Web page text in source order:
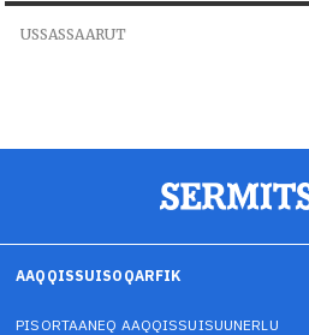
USSASSAARUT
AAQQISSUISOQARFIK
PISORTAANEQ AAQQISSUISUUNERLU